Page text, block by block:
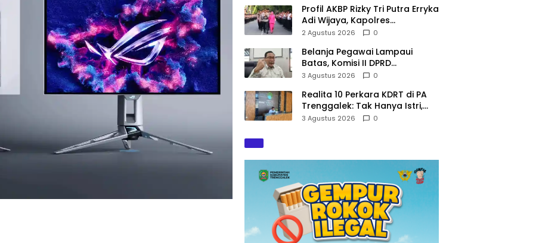
Profil AKBP Rizky Tri Putra Erryka
Adi Wijaya, Kapolres
Trenggalek Baru yang Raih
2 Agustus 2026 0
Belanja Pegawai Lampaui
Batas, Komisi II DPRD
Trenggalek Nilai Pemda Salah
3 Agustus 2026 0
Realita 10 Perkara KDRT di PA
Trenggalek: Tak Hanya Istri,
Suami Juga Jadi Korban
3 Agustus 2026 0